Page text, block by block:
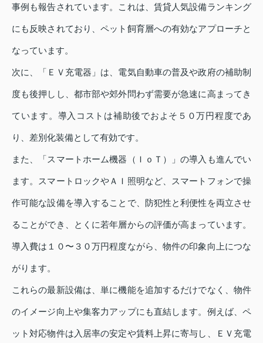
事例も報告されています。これは、賃貸人気設備ランキング
にも反映されており、ペット飼育層への有効なアプローチと
なっています。
次に、「ＥＶ充電器」は、電気自動車の普及や政府の補助制
度も後押しし、都市部や郊外問わず需要が急速に高まってき
ています。導入コストは補助後でおよそ５０万円程度であ
り、差別化装備として有効です。
また、「スマートホーム機器（ＩｏＴ）」の導入も進んでい
ます。スマートロックやＡＩ照明など、スマートフォンで操
作可能な設備を導入することで、防犯性と利便性を両立させ
ることができ、とくに若年層からの評価が高まっています。
導入費は１０〜３０万円程度ながら、物件の印象向上につな
がります。
これらの最新設備は、単に機能を追加するだけでなく、物件
のイメージ向上や集客力アップにも直結します。例えば、ペ
ット対応物件は入居率の安定や賃料上昇に寄与し、ＥＶ充電